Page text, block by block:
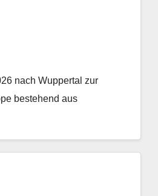
nach Wuppertal zur
bestehend aus